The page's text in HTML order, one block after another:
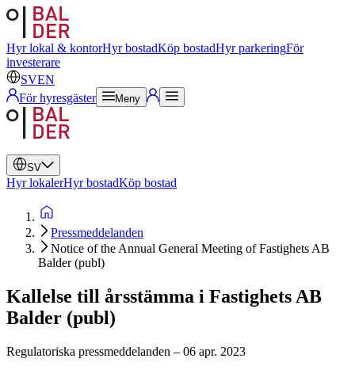
Hyr lokal & kontorHyr bostadKöp bostadHyr parkeringFör
investerare
SVEN
För hyresgäster
Meny
SV
Svenska
Engelska
Hyr lokalerHyr bostadKöp bostad
Pressmeddelanden
Notice of the Annual General Meeting of Fastighets AB
Balder (publ)
Kallelse till årsstämma i Fastighets AB
Balder (publ)
Regulatoriska pressmeddelanden – 06 apr. 2023